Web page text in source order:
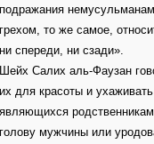
подражания
грехом, то же самое,
ни спереди, ни сзади».
Шейх Салих аль-Фаузан
их для красоты и
являющихся
голову мужчины или